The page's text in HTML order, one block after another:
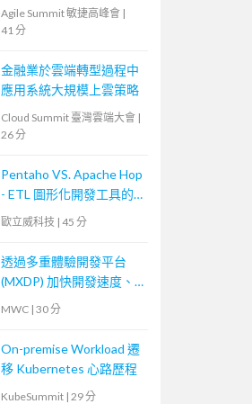
Agile Summit 敏捷高峰會 |
41 分
金融業於雲端轉型過程中
應用系統大規模上雲策略
Cloud Summit 臺灣雲端大會 |
26 分
Pentaho VS. Apache Hop
- ETL 圖形化開發工具的
新戰場
歐立威科技 | 45 分
透過多重體驗開發平台
(MXDP) 加快開發速度、
強化使用者體驗
MWC | 30 分
On-premise Workload 遷
移 Kubernetes 心路歷程
KubeSummit | 29 分